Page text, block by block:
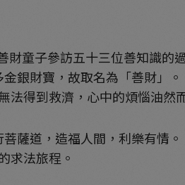
財童子參訪五十三位善知識的
銀財寶，故取名為「善財」。
法得到救濟，心中的煩惱油然
薩道，造福人間，利樂有情。
求法旅程。